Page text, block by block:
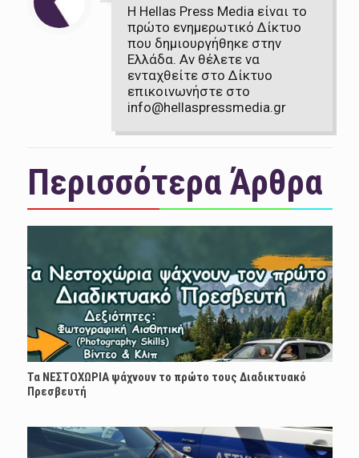
Η Hellas Press Media είναι το
πρώτο ενημερωτικό Δίκτυο
που δημιουργήθηκε στην
Ελλάδα. Αν θέλετε να
ενταχθείτε στο Δίκτυο
επικοινωνήστε στο
info@hellaspressmedia.gr
Περισσότερα Άρθρα
Τα ΝΕΣΤΟΧΩΡΙΑ ψάχνουν το πρώτο τους Διαδικτυακό
Πρεσβευτή